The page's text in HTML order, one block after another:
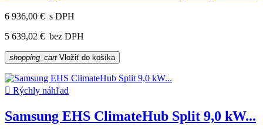
6 936,00 € s DPH
5 639,02 € bez DPH
shopping_cart Vložiť do košíka
 Rýchly náhľad
Samsung EHS ClimateHub Split 9,0 kW...